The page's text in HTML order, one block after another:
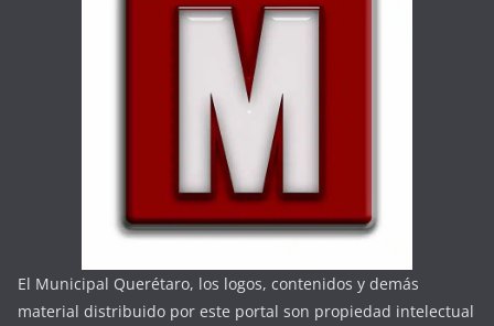
El Municipal Querétaro, los logos, contenidos y demás
material distribuido por este portal son propiedad intelectual